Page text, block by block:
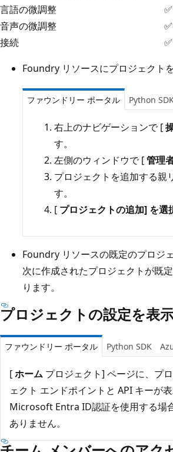
言語の微調整
✅
音声の微調整
✅
接続
✅
Foundry リソースにプロジェクト
ファウンドリー ポータル Python
右上のナビゲーションで [
す。
左側のウィンドウで [管理
プロジェクトを追加する親
す。
[ プロジェクトの追加] を選
Foundry リソースの既定のプロジ
次に作成されたプロジェクトが既
ります。
プロジェクトの設定を表
ファウンドリー ポータル Python SDK
[ホーム プロジェクト] ページに、プ
ェクト エンドポイントと API キーが表
Microsoft Entra ID認証を使用する場
ありません。